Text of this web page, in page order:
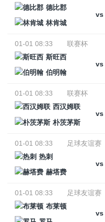
德比郡
vs
林肯城
01-01 08:33
联赛杯
斯旺西
vs
伯明翰
01-01 08:33
联赛杯
西汉姆联
vs
朴茨茅斯
01-01 08:33
足球友谊赛
热刺
vs
赫塔费
01-01 08:33
足球友谊赛
布莱顿
vs